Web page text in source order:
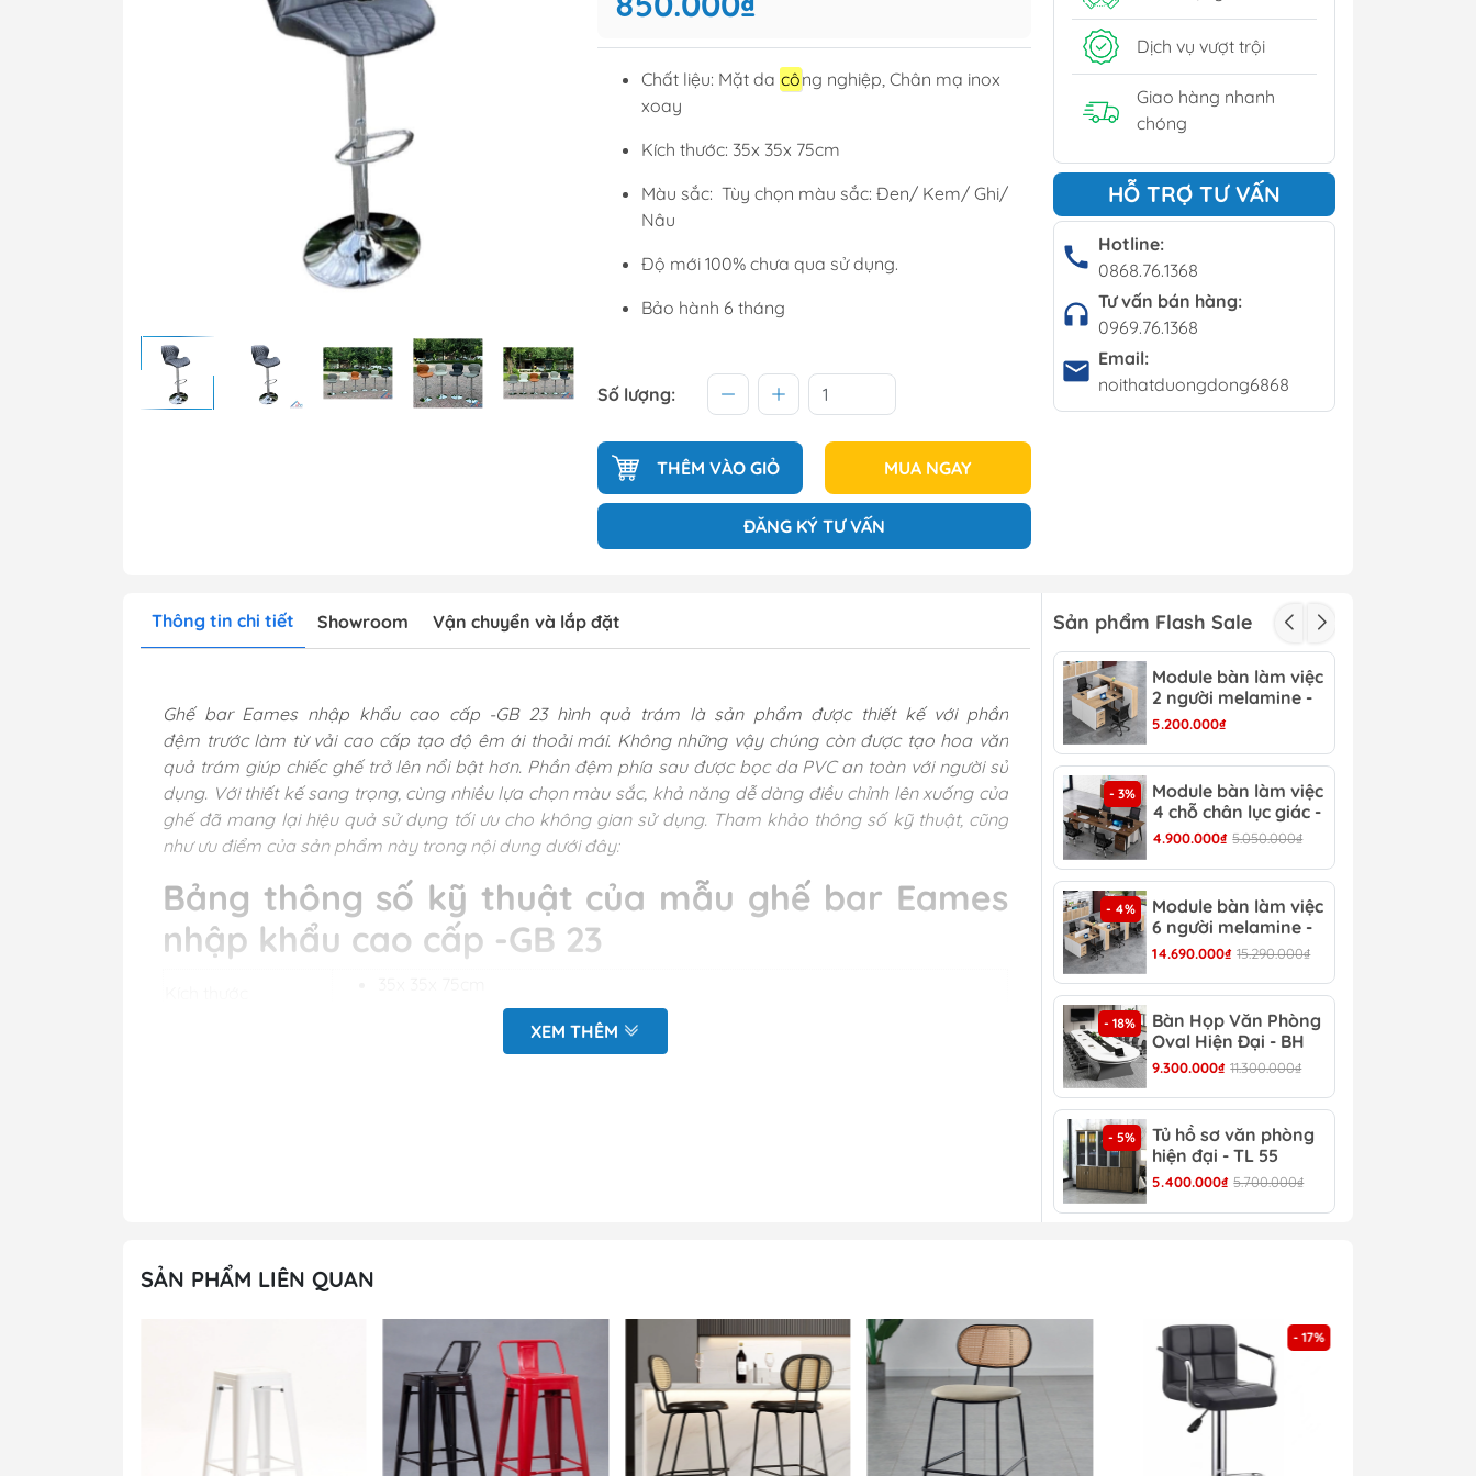
Sofa văng
Sofa góc
Sofa bộ
Bàn trà
Bộ bàn ghế cafe
Bàn cafe
Ghế cafe
Ghế bar
Chất liệu: Mặt da công nghiệp, Chân mạ inox
xoay
Kích thước: 35x 35x 75cm
Màu sắc: Tùy chọn màu sắc: Đen/ Kem/ Ghi/
Nâu
Độ mới 100% chưa qua sử dụng.
Bảo hành 6 tháng
Số lượng:
THÊM VÀO GIỎ MUA NGAY
ĐĂNG KÝ TƯ VẤN
Dịch vụ vượt trội
Giao hàng nhanh
chóng
HỖ TRỢ TƯ VẤN
Hotline:
0868.76.1368
Tư vấn bán hàng:
0969.76.1368
Email:
noithatduongdong6868
Thông tin chi tiết Showroom Vận chuyển và lắp đặt
Ghế bar Eames nhập khẩu cao cấp -GB 23 hình quả trám là sản phẩm được thiết kế với phần
đệm trước làm từ vải cao cấp tạo độ êm ái thoải mái. Không những vậy chúng còn được tạo hoa văn
quả trám giúp chiếc ghế trở lên nổi bật hơn. Phần đệm phía sau được bọc da PVC an toàn với người sử
dụng. Với thiết kế sang trọng, cùng nhiều lựa chọn màu sắc, khả năng dễ dàng điều chỉnh lên xuống của
ghế đã mang lại hiệu quả sử dụng tối ưu cho không gian sử dụng. Tham khảo thông số kỹ thuật, cũng
như ưu điểm của sản phẩm này trong nội dung dưới đây:
Bảng thông số kỹ thuật của mẫu ghế bar Eames
nhập khẩu cao cấp -GB 23
ng nghiệp, chân mạ inox xoay.
Ưu đãi
kịp thời
Đánh giá chi tiết về mẫu ghế bar Eames nhập
khẩu cao cấp -GB 23
XEM THÊM
Sản phẩm Flash Sale
Module bàn làm việc
2 người melamine -
CB 15
5.200.000₫
- 3%
Module bàn làm việc
4 chỗ chân lục giác -
CB 17
4.900.000₫ 5.050.000₫
- 4%
Module bàn làm việc
6 người melamine -
CB 20
14.690.000₫ 15.290.000₫
- 18%
Bàn Họp Văn Phòng
Oval Hiện Đại - BH
44
9.300.000₫ 11.300.000₫
- 5%
Tủ hồ sơ văn phòng
hiện đại - TL 55
5.400.000₫ 5.700.000₫
SẢN PHẨM LIÊN QUAN
- 17%